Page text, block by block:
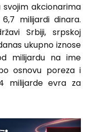
akcionarima
milijardi dinara.
Srbiji, srpskoj
ukupno iznose
milijardu na ime
osnovu poreza i
milijarde evra za